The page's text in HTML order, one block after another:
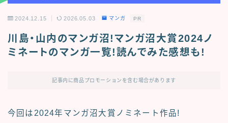
2024.12.15 2026.05.03 マンガ PR
川島・山内のマンガ沼!マンガ沼大賞2024ノ
ミネートのマンガ一覧!読んでみた感想も!
記事内に商品プロモーションを含む場合があります
今回は2024年マンガ沼大賞ノミネート作品!